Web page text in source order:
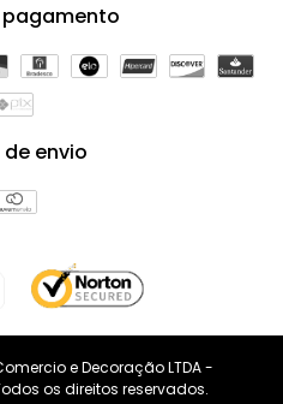
pagamento
de envio
e Decoração LTDA -
os direitos reservados.